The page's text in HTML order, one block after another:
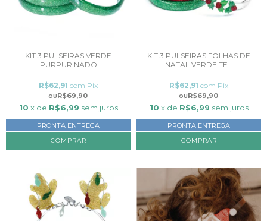
KIT 3 PULSEIRAS VERDE
PURPURINADO
R$69,90
R$62,91 com Pix
10 x de R$6,99 sem juros
PRONTA ENTREGA
KIT 3 PULSEIRAS FOLHAS DE
NATAL VERDE TE...
R$69,90
R$62,91 com Pix
10 x de R$6,99 sem juros
PRONTA ENTREGA